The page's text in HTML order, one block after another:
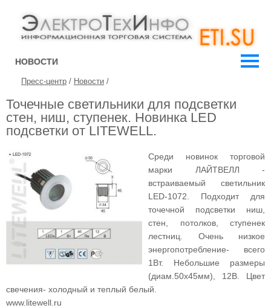
НОВОСТИ
Пресс-центр / Новости /
Точечные светильники для подсветки
стен, ниш, ступенек. Новинка LED
подсветки от LITEWELL.
Среди новинок торговой
марки ЛАЙТВЕЛЛ -
встраиваемый светильник
LED-1072. Подходит для
точечной подсветки ниш,
стен, потолков, ступенек
лестниц. Очень низкое
энергопотребление- всего
1Вт. Небольшие размеры
(диам.50х45мм), 12В. Цвет
свечения- холодный и теплый белый.
www.litewell.ru